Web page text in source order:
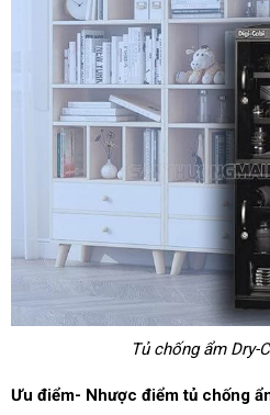
Tủ chống ẩm Dry-
Ưu điểm- Nhược điểm tủ chống